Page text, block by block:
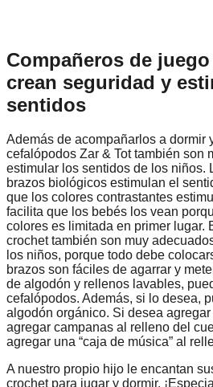
Compañeros de
crean seguridad y
sentidos
Además de acompañarlos a dormir
cefalópodos Zar & Tot también son
estimular los sentidos de los niños.
brazos biológicos estimulan el
que los colores contrastantes
facilita que los bebés los vean
colores es limitada en primer lugar.
crochet también son muy
los niños, porque todo debe
brazos son fáciles de agarrar y
de algodón y rellenos lavables,
cefalópodos. Además, si lo desea,
algodón orgánico. Si desea
agregar campanas al relleno del
agregar una “caja de música” al
A nuestro propio hijo le encantan
crochet para jugar y dormir.